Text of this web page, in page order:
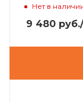
Нет в
9 480 руб.